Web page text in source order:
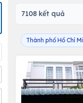
7108 kết quả
Thành phố Hồ Chí